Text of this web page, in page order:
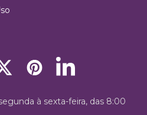
à sexta-feira, das 8:00